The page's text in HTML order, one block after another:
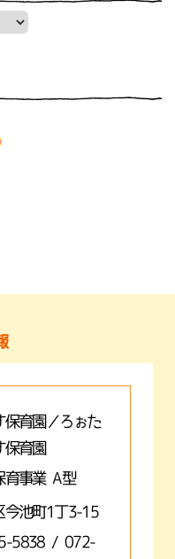
保育園／ろぉた
保育園
育事業 A型
今池町1丁3-15
5838 / 072-